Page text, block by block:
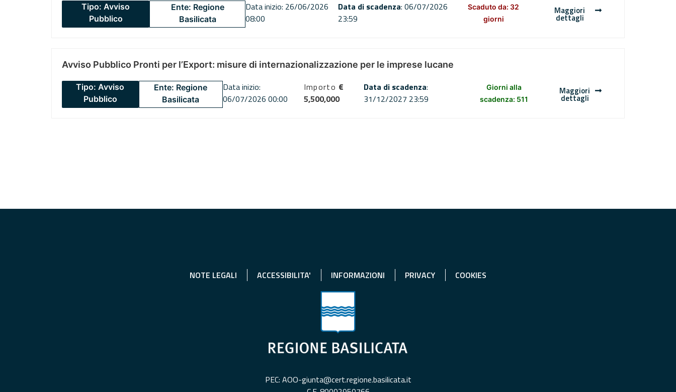
Tipo: Avviso
Pubblico
Ente: Regione
Basilicata
Data inizio: 26/06/2026
08:00
Data di scadenza: 06/07/2026
23:59
Scaduto da: 32
giorni
Maggiori
dettagli
Avviso Pubblico Pronti per l’Export: misure di internazionalizzazione per le imprese lucane
Tipo: Avviso
Pubblico
Ente: Regione
Basilicata
Data inizio:
06/07/2026 00:00
Importo €
5,500,000
Data di scadenza:
31/12/2027 23:59
Giorni alla
scadenza: 511
Maggiori
dettagli
NOTE LEGALI ACCESSIBILITA' INFORMAZIONI PRIVACY COOKIES
PEC: AOO-giunta@cert.regione.basilicata.it